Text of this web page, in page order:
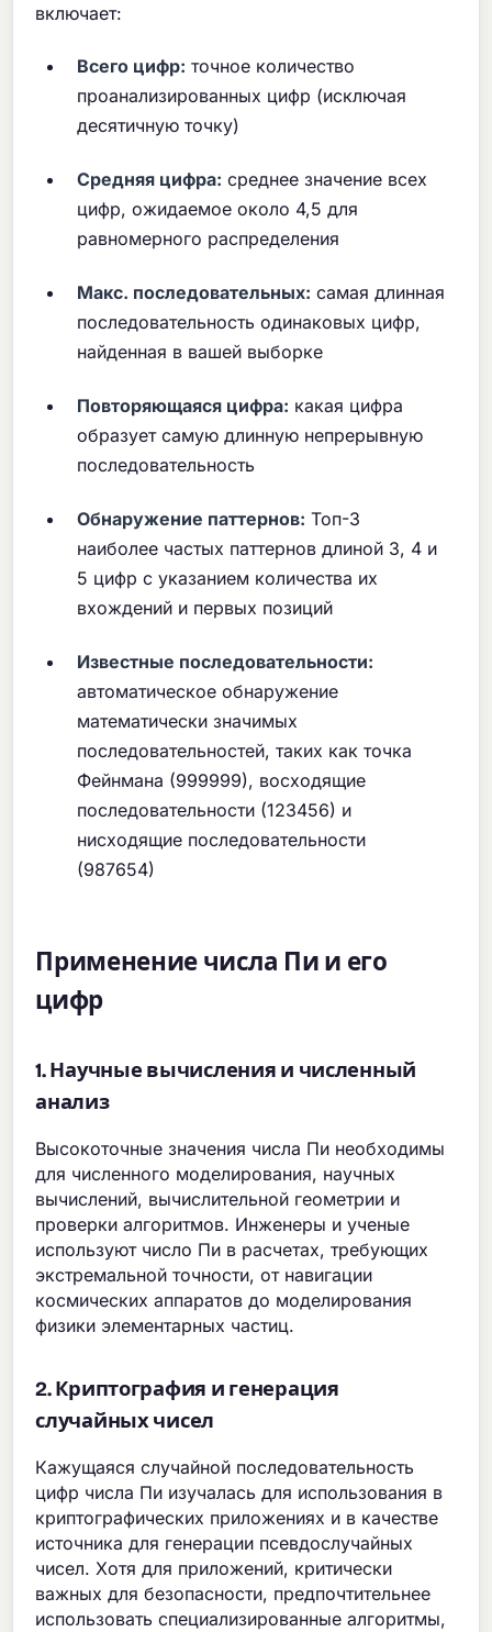
включает:
Всего цифр: точное количество
проанализированных цифр (исключая
десятичную точку)
Средняя цифра: среднее значение всех
цифр, ожидаемое около 4,5 для
равномерного распределения
Макс. последовательных: самая длинная
последовательность одинаковых цифр,
найденная в вашей выборке
Повторяющаяся цифра: какая цифра
образует самую длинную непрерывную
последовательность
Обнаружение паттернов: Топ-3
наиболее частых паттернов длиной 3, 4 и
5 цифр с указанием количества их
вхождений и первых позиций
Известные последовательности:
автоматическое обнаружение
математически значимых
последовательностей, таких как точка
Фейнмана (999999), восходящие
последовательности (123456) и
нисходящие последовательности
(987654)
Применение числа Пи и его
цифр
1. Научные вычисления и численный
анализ
Высокоточные значения числа Пи необходимы
для численного моделирования, научных
вычислений, вычислительной геометрии и
проверки алгоритмов. Инженеры и ученые
используют число Пи в расчетах, требующих
экстремальной точности, от навигации
космических аппаратов до моделирования
физики элементарных частиц.
2. Криптография и генерация
случайных чисел
Кажущаяся случайной последовательность
цифр числа Пи изучалась для использования в
криптографических приложениях и в качестве
источника для генерации псевдослучайных
чисел. Хотя для приложений, критически
важных для безопасности, предпочтительнее
использовать специализированные алгоритмы,